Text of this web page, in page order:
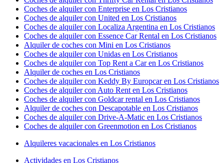
Coches de alquiler con Enterprise en Los Cristianos
Coches de alquiler con United en Los Cristianos
Coches de alquiler con Localiza Argentina en Los Cristianos
Coches de alquiler con Essence Car Rental en Los Cristianos
Alquiler de coches con Mini en Los Cristianos
Coches de alquiler con Unidas en Los Cristianos
Coches de alquiler con Top Rent a Car en Los Cristianos
Alquiler de coches en Los Cristianos
Coches de alquiler con Keddy By Europcar en Los Cristianos
Coches de alquiler con Auto Rent en Los Cristianos
Coches de alquiler con Goldcar rental en Los Cristianos
Alquiler de coches con Descapotable en Los Cristianos
Coches de alquiler con Drive-A-Matic en Los Cristianos
Coches de alquiler con Greenmotion en Los Cristianos
Alquileres vacacionales en Los Cristianos
Actividades en Los Cristianos